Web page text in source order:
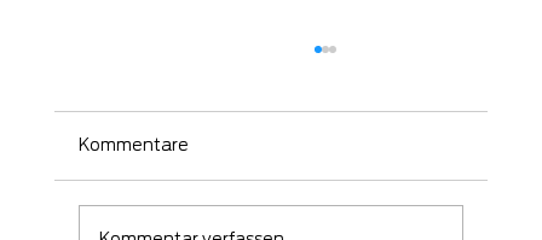
Kommentare